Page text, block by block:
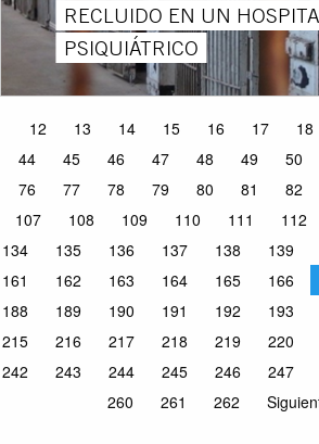
RECLUIDO EN UN
PSIQUIÁTRICO
12 13 14 15 16 17 18
44 45 46 47 48 49 50
76 77 78 79 80 81 82
107 108 109 110 111 112
134 135 136 137 138 139
161 162 163 164 165 166
188 189 190 191 192 193
215 216 217 218 219 220
242 243 244 245 246 247
260
261 262